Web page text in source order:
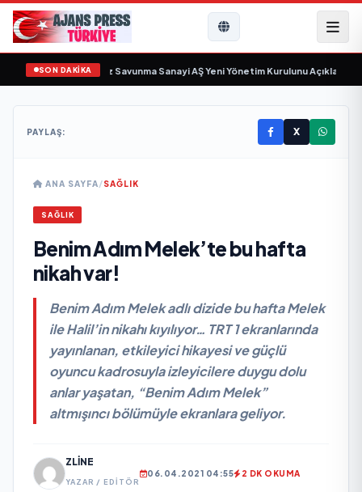
SON DAKİKA
sayıyor• Açıkgöz Savunma Sanayi AŞ Yeni Yönetim Kurulunu Açıkladı
PAYLAŞ: X
ANA SAYFA/SAĞLIK
SAĞLIK
Benim Adım Melek’te bu hafta
nikah var!
Benim Adım Melek adlı dizide bu hafta Melek
ile Halil’in nikahı kıyılıyor… TRT 1 ekranlarında
yayınlanan, etkileyici hikayesi ve güçlü
oyuncu kadrosuyla izleyicilere duygu dolu
anlar yaşatan, “Benim Adım Melek”
altmışıncı bölümüyle ekranlara geliyor.
ZLINE
YAZAR / EDITÖR
06.04.2021 04:55 2 DK OKUMA